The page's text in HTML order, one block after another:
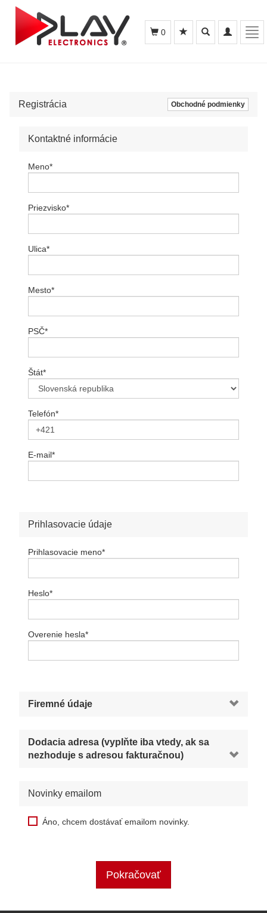
Toggle
navigation
Toggle
search
0
Registrácia Obchodné podmienky
Kontaktné informácie
Meno*
Priezvisko*
Ulica*
Mesto*
PSČ*
Štát*
Telefón*
E-mail*
Prihlasovacie údaje
Prihlasovacie meno*
Heslo*
Overenie hesla*
Firemné údaje
Dodacia adresa (vyplňte iba vtedy, ak sa
nezhoduje s adresou fakturačnou)
Novinky emailom
Áno, chcem dostávať emailom novinky.
Pokračovať